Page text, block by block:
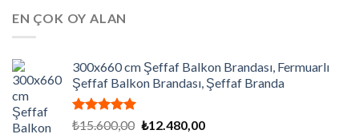
EN ÇOK OY ALAN
300x660 cm Şeffaf Balkon Brandası, Fermuarlı
Şeffaf Balkon Brandası, Şeffaf Branda
5 üzerinden
₺15.600,00 Orijinal
₺12.480,00Şu